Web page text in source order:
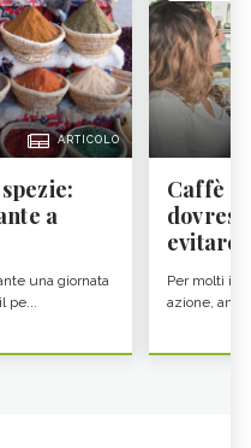
ARTICOLO
a
una giornata
pe...
Caffè
evitare
Per molti il
azione,